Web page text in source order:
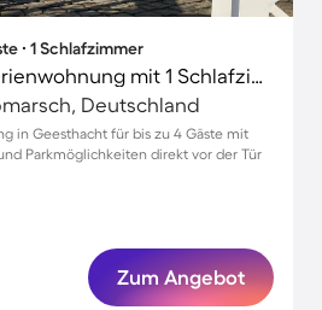
∙ 1 Schlafzimmer
Wunderschöne Ferienwohnung mit 1 Schlafzimmer für 4 Personen
Deutschland
in Geesthacht für bis zu 4 Gäste mit
Parkmöglichkeiten direkt vor der Tür
Zum Angebot